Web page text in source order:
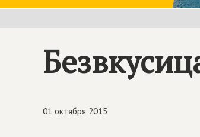
01 октября 2015